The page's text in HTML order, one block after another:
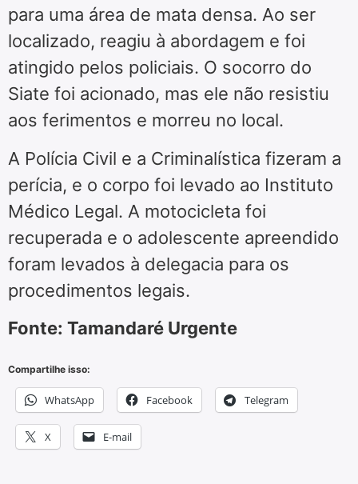
para uma área de mata densa. Ao ser
localizado, reagiu à abordagem e foi
atingido pelos policiais. O socorro do
Siate foi acionado, mas ele não resistiu
aos ferimentos e morreu no local.
A Polícia Civil e a Criminalística fizeram a
perícia, e o corpo foi levado ao Instituto
Médico Legal. A motocicleta foi
recuperada e o adolescente apreendido
foram levados à delegacia para os
procedimentos legais.
Fonte: Tamandaré Urgente
Compartilhe isso:
WhatsApp Facebook Telegram
X E-mail